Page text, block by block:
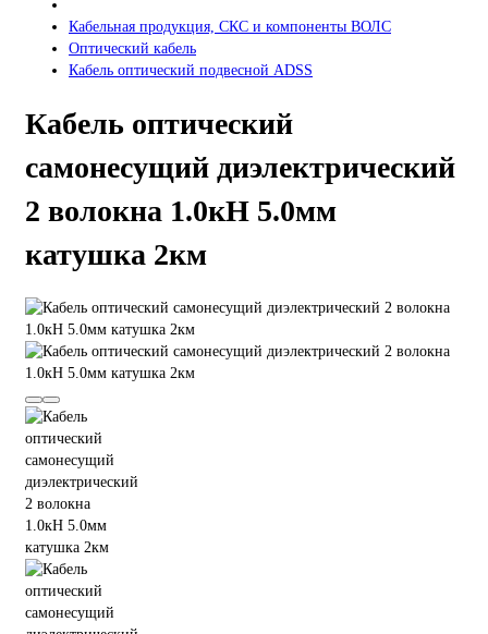
Кабельная продукция, СКС и компоненты ВОЛС
Оптический кабель
Кабель оптический подвесной ADSS
Кабель оптический
самонесущий диэлектрический
2 волокна 1.0кН 5.0мм
катушка 2км